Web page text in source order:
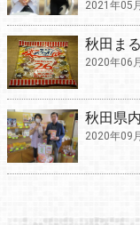
2021年05
秋田ま
2020年06
秋田県
2020年09